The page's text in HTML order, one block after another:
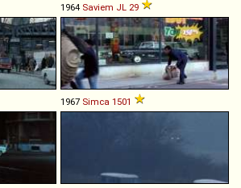
1964 Saviem JL 29
1967 Simca 1501